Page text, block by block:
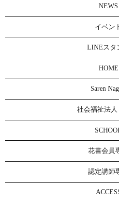
NEWS
イベン
LINEスタ
HOME
Saren
社会福祉法人
花書会員
認定講師